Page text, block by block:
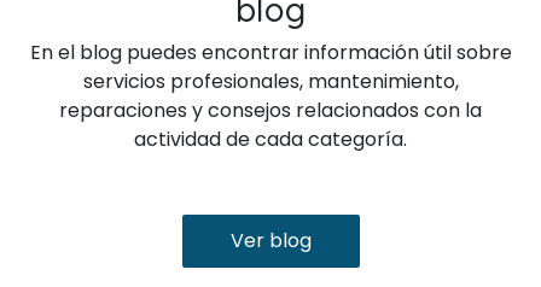
blog
En el blog puedes encontrar información útil sobre
servicios profesionales, mantenimiento,
reparaciones y consejos relacionados con la
actividad de cada categoría.
Ver blog